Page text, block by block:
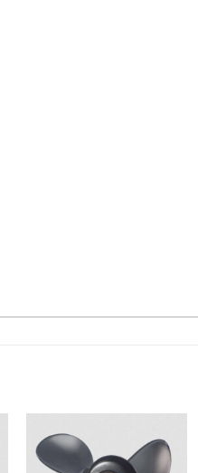
Auf die
Wunschliste